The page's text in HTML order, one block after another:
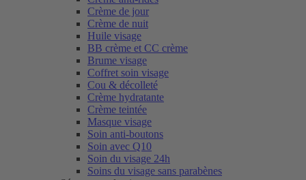
Crème de jour
Crème de nuit
Huile visage
BB crème et CC crème
Brume visage
Coffret soin visage
Cou & décolleté
Crème hydratante
Crème teintée
Masque visage
Soin anti-boutons
Soin avec Q10
Soin du visage 24h
Soins du visage sans parabènes